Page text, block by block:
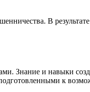
В результате
Знание и навыки
к